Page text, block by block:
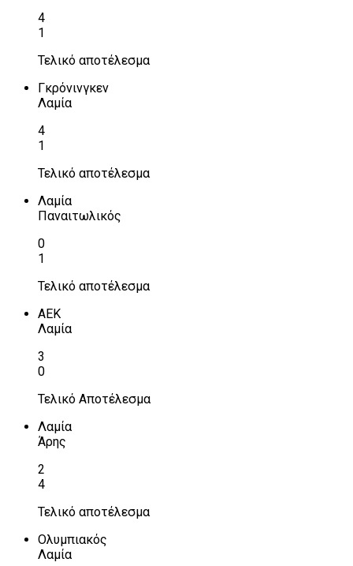
4
1
Τελικό αποτέλεσμα
Γκρόνινγκεν
Λαμία
4
1
Τελικό αποτέλεσμα
Λαμία
Παναιτωλικός
0
1
Τελικό αποτέλεσμα
ΑΕΚ
Λαμία
3
0
Τελικό Αποτέλεσμα
Λαμία
Άρης
2
4
Τελικό αποτέλεσμα
Ολυμπιακός
Λαμία